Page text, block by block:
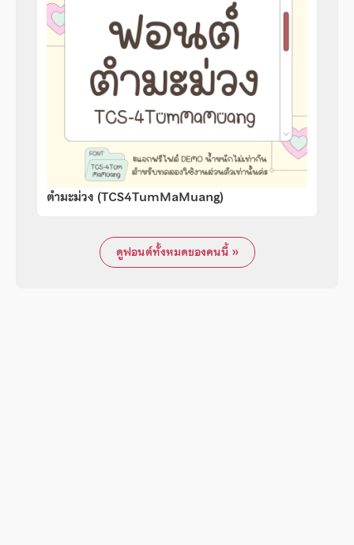
ตำมะม่วง (TCS4TumMaMuang)
ดูฟอนต์ทั้งหมดของคนนี้ »